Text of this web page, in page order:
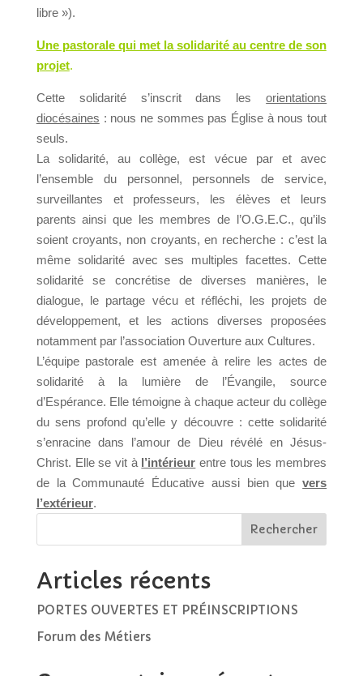
libre »).
Une pastorale qui met la solidarité au centre de son
projet.
Cette solidarité s’inscrit dans lesorientations
diocésaines : nous ne sommes pas Église à nous tout
seuls.
La solidarité, au collège, est vécue par et avec
l’ensemble du personnel, personnels de service,
surveillantes et professeurs, les élèves et leurs
parents ainsi que les membres de l’O.G.E.C., qu’ils
soient croyants, non croyants, en recherche : c’est la
même solidarité avec ses multiples facettes. Cette
solidarité se concrétise de diverses manières, le
dialogue, le partage vécu et réfléchi, les projets de
développement, et les actions diverses proposées
notamment par l’association Ouverture aux Cultures.
L’équipe pastorale est amenée à relire les actes de
solidarité à la lumière de l’Évangile, source
d’Espérance. Elle témoigne à chaque acteur du collège
du sens profond qu’elle y découvre : cette solidarité
s’enracine dans l’amour de Dieu révélé en Jésus-
Christ. Elle se vit à l’intérieur entre tous les membres
de la Communauté Éducative aussi bien quevers
l’extérieur.
Articles récents
PORTES OUVERTES ET PRÉINSCRIPTIONS
Forum des Métiers